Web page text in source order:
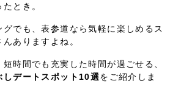
とき。
グでも、表参道なら気軽に楽しめるス
ありますよね。
短時間でも充実した時間が過ごせる、
しデートスポット10選をご紹介しま